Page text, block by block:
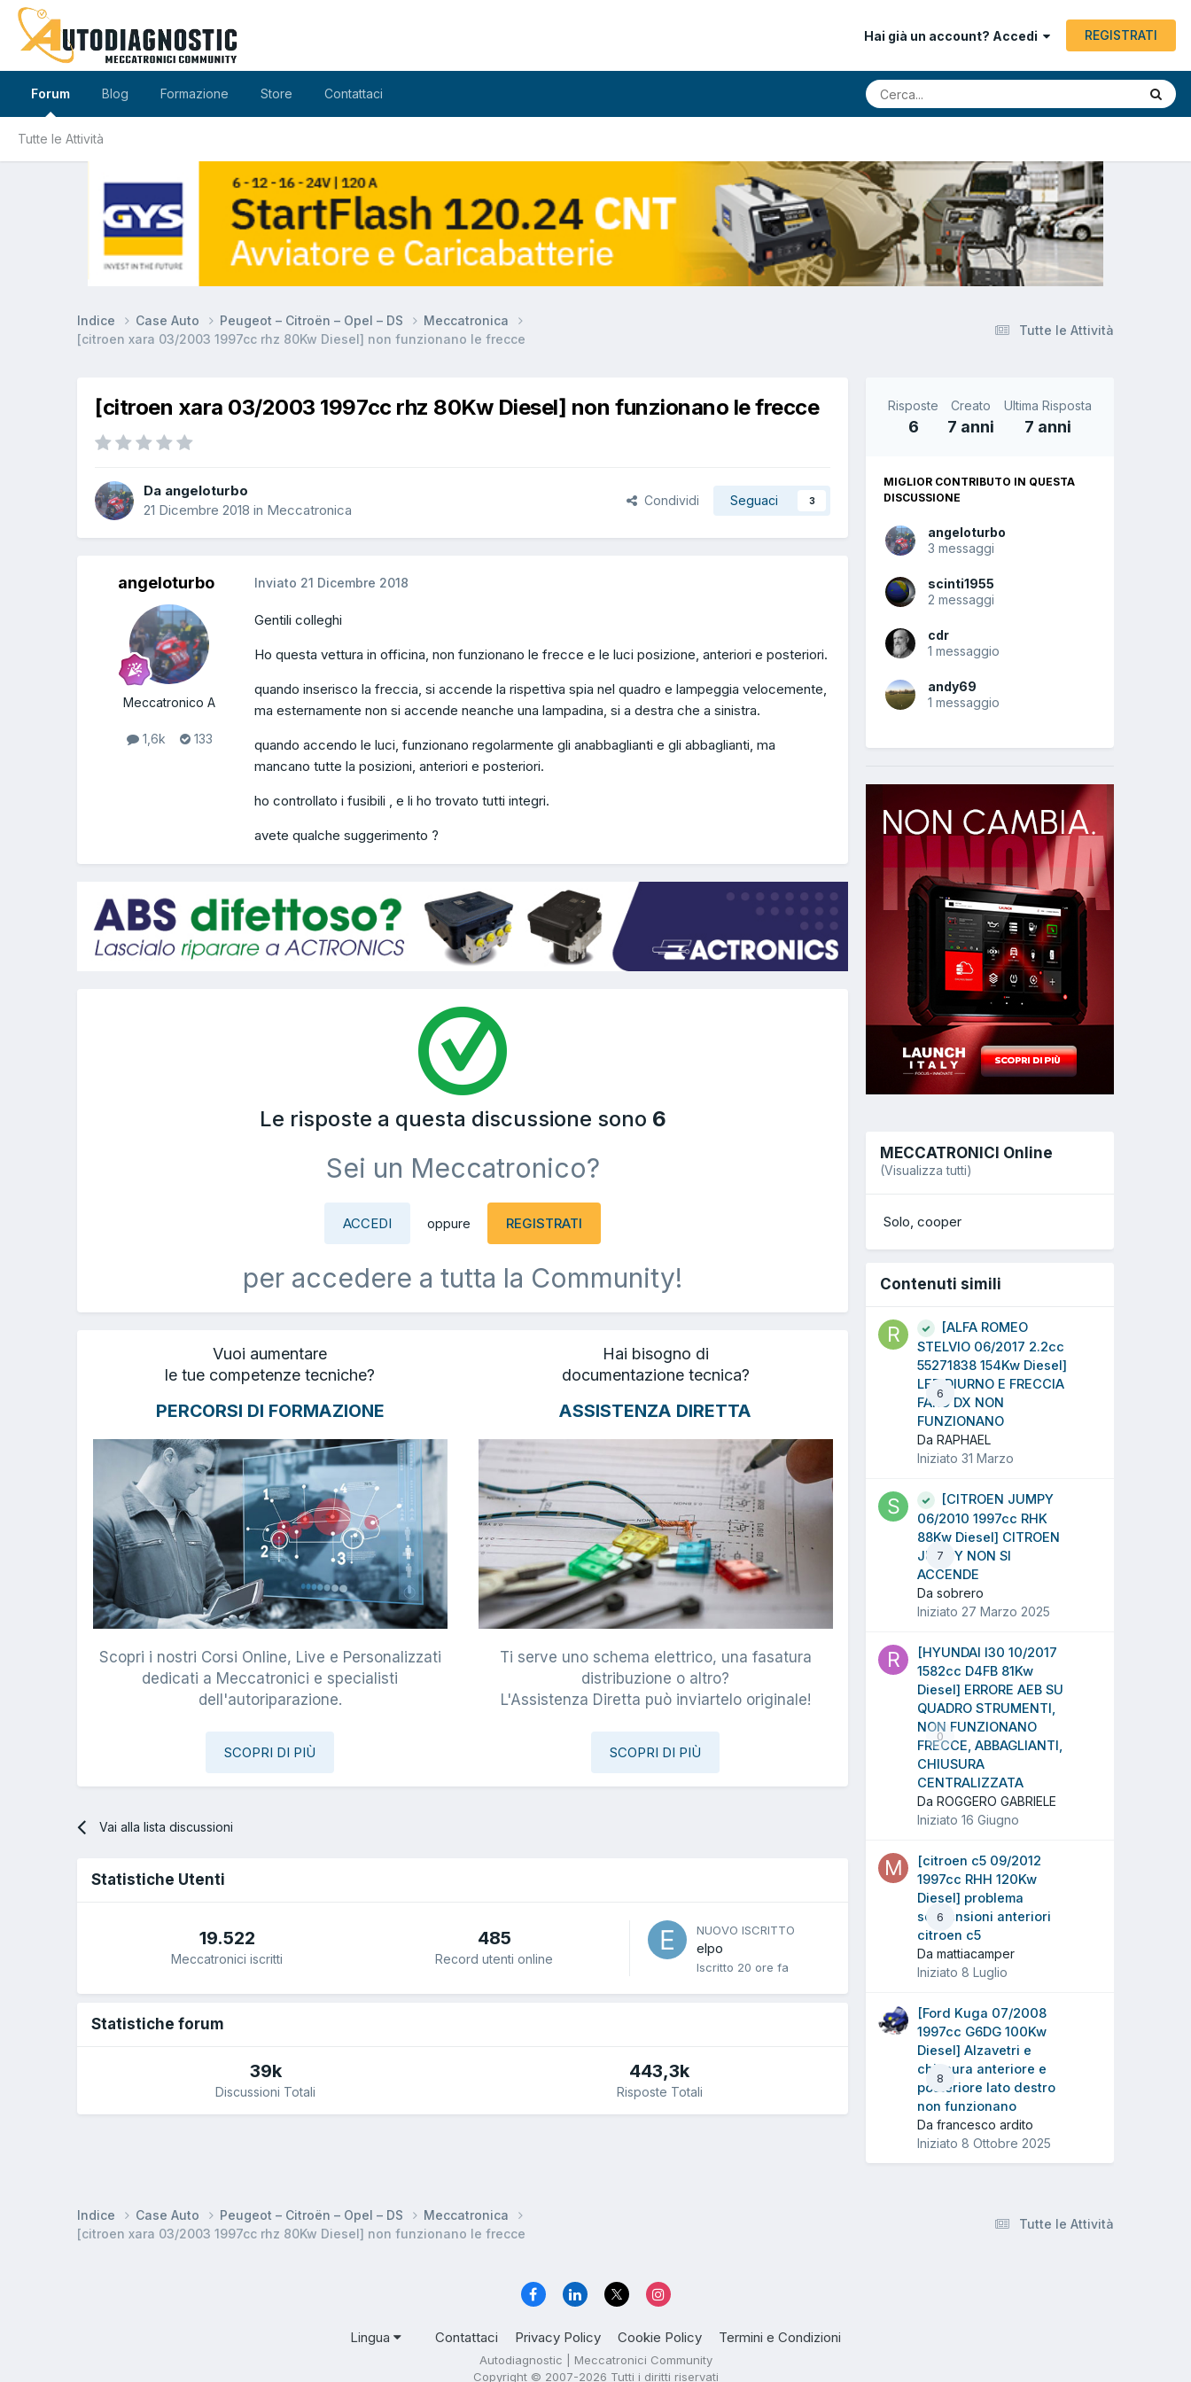
Hai già un account? Accedi REGISTRATI
Forum
Tutte le Attività
Blog Formazione Store Contattaci
Tutte le Attività
Indice Case Auto Peugeot – Citroën – Opel – DS
Meccatronica
[citroen xara 03/2003 1997cc rhz 80Kw Diesel] non funzionano le frecce
[citroen xara 03/2003 1997cc rhz 80Kw Diesel] non funzionano le frecce
Da angeloturbo
21 Dicembre 2018 in Meccatronica
Condividi Seguaci 3
angeloturbo
Meccatronico A
1,6k 133
Inviato 21 Dicembre 2018
Gentili colleghi
Ho questa vettura in officina, non funzionano le frecce e le luci posizione, anteriori e posteriori.
quando inserisco la freccia, si accende la rispettiva spia nel quadro e lampeggia velocemente,
ma esternamente non si accende neanche una lampadina, si a destra che a sinistra.
quando accendo le luci, funzionano regolarmente gli anabbaglianti e gli abbaglianti, ma
mancano tutte la posizioni, anteriori e posteriori.
ho controllato i fusibili , e li ho trovato tutti integri.
avete qualche suggerimento ?
Le risposte a questa discussione sono 6
Sei un Meccatronico?
ACCEDI oppure REGISTRATI
per accedere a tutta la Community!
Vuoi aumentare
le tue competenze tecniche?
PERCORSI DI FORMAZIONE
Scopri i nostri Corsi Online, Live e Personalizzati
dedicati a Meccatronici e specialisti
dell'autoriparazione.
SCOPRI DI PIÙ
Hai bisogno di
documentazione tecnica?
ASSISTENZA DIRETTA
Ti serve uno schema elettrico, una fasatura
distribuzione o altro?
L'Assistenza Diretta può inviartelo originale!
SCOPRI DI PIÙ
Vai alla lista discussioni
Statistiche Utenti
19.522
Meccatronici iscritti
485
Record utenti online
NUOVO ISCRITTO
elpo
Iscritto 20 ore fa
Statistiche forum
39k
Discussioni Totali
443,3k
Risposte Totali
Risposte
6
Creato
7 anni
Ultima Risposta
7 anni
MIGLIOR CONTRIBUTO IN QUESTA
DISCUSSIONE
angeloturbo
3 messaggi
scinti1955
2 messaggi
cdr
1 messaggio
andy69
1 messaggio
MECCATRONICI Online
(Visualizza tutti)
Solo cooper
Contenuti simili
6
[ALFA ROMEO
STELVIO 06/2017 2.2cc
55271838 154Kw Diesel]
LED DIURNO E FRECCIA
FARO DX NON
FUNZIONANO
Da RAPHAEL
Iniziato 31 Marzo
7
[CITROEN JUMPY
06/2010 1997cc RHK
88Kw Diesel] CITROEN
JUMPY NON SI
ACCENDE
Da sobrero
Iniziato 27 Marzo 2025
0
[HYUNDAI I30 10/2017
1582cc D4FB 81Kw
Diesel] ERRORE AEB SU
QUADRO STRUMENTI,
NON FUNZIONANO
FRECCE, ABBAGLIANTI,
CHIUSURA
CENTRALIZZATA
Da ROGGERO GABRIELE
Iniziato 16 Giugno
6
[citroen c5 09/2012
1997cc RHH 120Kw
Diesel] problema
sospensioni anteriori
citroen c5
Da mattiacamper
Iniziato 8 Luglio
8
[Ford Kuga 07/2008
1997cc G6DG 100Kw
Diesel] Alzavetri e
chiusura anteriore e
posteriore lato destro
non funzionano
Da francesco ardito
Iniziato 8 Ottobre 2025
Tutte le Attività
Indice Case Auto Peugeot – Citroën – Opel – DS
Meccatronica
[citroen xara 03/2003 1997cc rhz 80Kw Diesel] non funzionano le frecce
Lingua Contattaci Privacy Policy Cookie Policy Termini e Condizioni
Autodiagnostic | Meccatronici Community
Copyright © 2007-2026 Tutti i diritti riservati